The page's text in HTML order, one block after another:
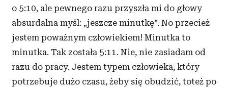
otrzymanymi od Ciebie lub uzyskanymi podczas
korzystania z ich usług.
o 5:10, ale pewnego razu przyszła mi do głowy
absurdalna myśl: „jeszcze minutkę”. No przecież
jestem poważnym człowiekiem! Minutka to
minutka. Tak została 5:11. Nie, nie zasiadam od
razu do pracy. Jestem typem człowieka, który
potrzebuje dużo czasu, żeby się obudzić, toteż po